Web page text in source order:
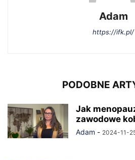
Adam
https://ifk.pl/
PODOBNE
Jak
zawodowe
Adam - 2024-11-